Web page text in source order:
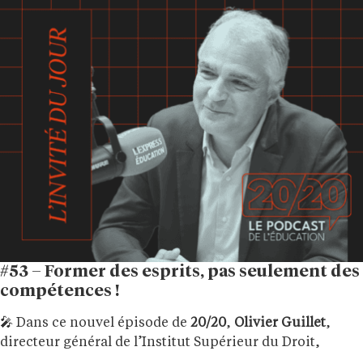
#53 – Former des esprits, pas seulement des
compétences !
🎤 Dans ce nouvel épisode de 20/20, Olivier Guillet,
directeur général de l’Institut Supérieur du Droit,